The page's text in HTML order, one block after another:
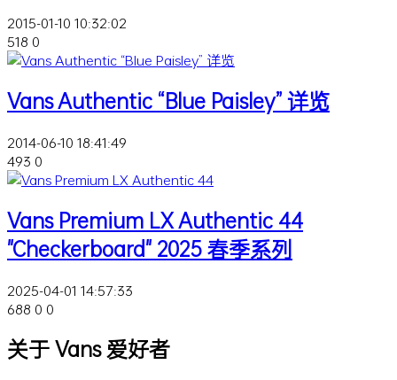
2015-01-10 10:32:02
518 0
Vans Authentic “Blue Paisley” 详览
2014-06-10 18:41:49
493 0
Vans Premium LX Authentic 44
"Checkerboard" 2025 春季系列
2025-04-01 14:57:33
688 0 0
关于 Vans 爱好者